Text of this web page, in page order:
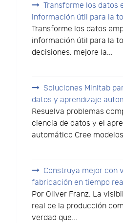
Transforme los datos
información útil para la
Transforme los datos
información útil para la
decisiones, mejore la...
Soluciones Minitab
datos y aprendizaje
Resuelva problemas
ciencia de datos y el
automático Cree
Construya mejor con
fabricación en tiempo
Por Oliver Franz. La
real de la producción
verdad que...